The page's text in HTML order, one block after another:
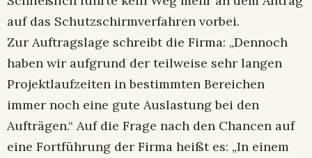
auf das Schutzschirmverfahren vorbei.
Zur Auftragslage schreibt die Firma: „Dennoch
haben wir aufgrund der teilweise sehr langen
Projektlaufzeiten in bestimmten Bereichen
immer noch eine gute Auslastung bei den
Aufträgen.“ Auf die Frage nach den Chancen auf
eine Fortführung der Firma heißt es: „In einem